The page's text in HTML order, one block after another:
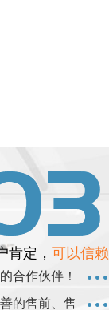
肯定， 可以信赖
合作伙伴！
的售前、售